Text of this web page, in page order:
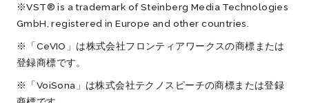
※VST® is a trademark of Steinberg Media Technologies
GmbH, registered in Europe and other countries.
※「CeVIO」は株式会社フロンティアワークスの商標または
登録商標です。
※「VoiSona」は株式会社テクノスピーチの商標または登録